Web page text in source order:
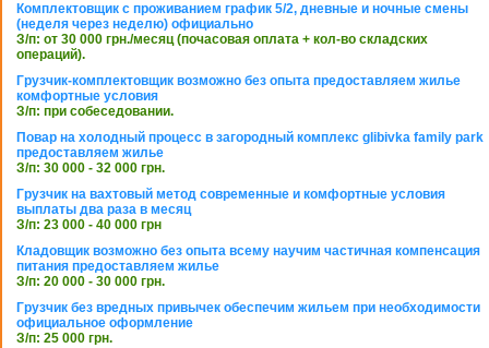
Комплектовщик с проживанием график 5/2, дневные и ночные смены
(неделя через неделю) официально
З/п: от 30 000 грн./месяц (почасовая оплата + кол-во складских
операций).
Грузчик-комплектовщик возможно без опыта предоставляем жилье
комфортные условия
З/п: при собеседовании.
Повар на холодный процесс в загородный комплекс glibivka family park
предоставляем жилье
З/п: 30 000 - 32 000 грн.
Грузчик на вахтовый метод современные и комфортные условия
выплаты два раза в месяц
З/п: 23 000 - 40 000 грн
Кладовщик возможно без опыта всему научим частичная компенсация
питания предоставляем жилье
З/п: 20 000 - 30 000 грн.
Грузчик без вредных привычек обеспечим жильем при необходимости
официальное оформление
З/п: 25 000 грн.